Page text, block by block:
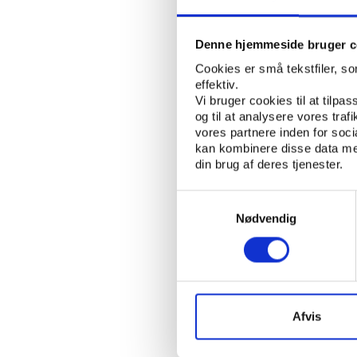
Denne hjemmeside bruger
Cookies er små tekstfiler,
effektiv.
Vi bruger cookies til at
og til at analysere vores
vores partnere inden for
kan kombinere disse data
din brug af deres tjenester.
Nødvendig
Afvis
formand, Signe Bo,
Sådan bidrager
I antologien peger
aktiv deltagelse i
og samfundslag,
deltagelse fremmer
engagement i
En undersøgelse
frivillige i ungdoms-
har styrket deres
at det fremmer
En undersøgelse af
Mellon fra
på, at der i høj grad